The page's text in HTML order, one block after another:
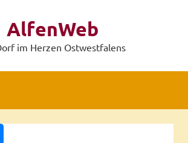
AlfenWeb
im Herzen Ostwestfalens